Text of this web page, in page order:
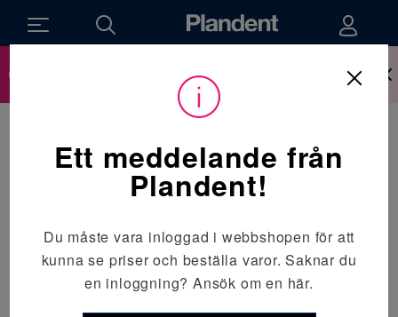
läs mer om hur det påverkar dig här.
Hygienutrustning
MELAG MELAtherm Washer-Disinfector
MELAG
MELAG MELAtherm Washer-
Disinfector
Information
Ett meddelande från
Plandent!
Du måste vara inloggad i webbshopen för att
kunna se priser och beställa varor. Saknar du
en inloggning?Ansök om en här.